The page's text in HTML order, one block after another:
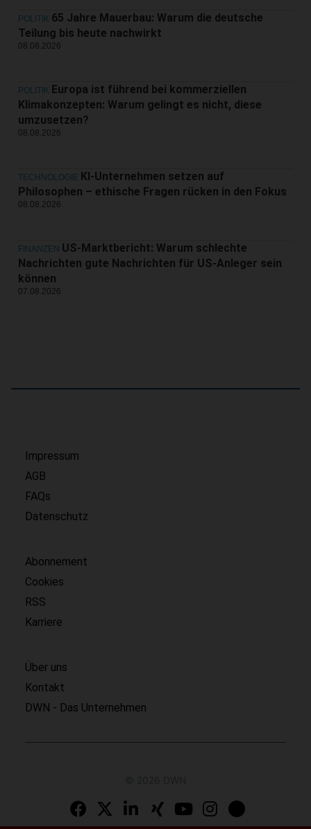
POLITIK 65 Jahre Mauerbau: Warum die deutsche
Teilung bis heute nachwirkt
08.08.2026
POLITIK Europa ist führend bei kommerziellen
Klimakonzepten: Warum gelingt es nicht, diese
umzusetzen?
08.08.2026
TECHNOLOGIE KI-Unternehmen setzen auf
Philosophen – ethische Fragen rücken in den Fokus
08.08.2026
FINANZEN US-Marktbericht: Warum schlechte
Nachrichten gute Nachrichten für US-Anleger sein
können
07.08.2026
Impressum
AGB
FAQs
Datenschutz
Abonnement
Cookies
RSS
Karriere
Über uns
Kontakt
DWN - Das Unternehmen